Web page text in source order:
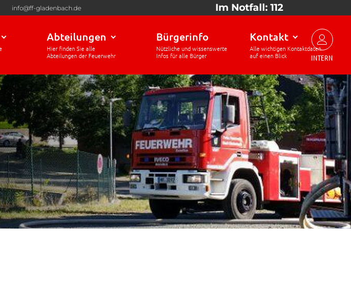
info@ff-gladenbach.de Im Notfall: 112
Abteilungen Bürgerinfo Kontakt
INTERN